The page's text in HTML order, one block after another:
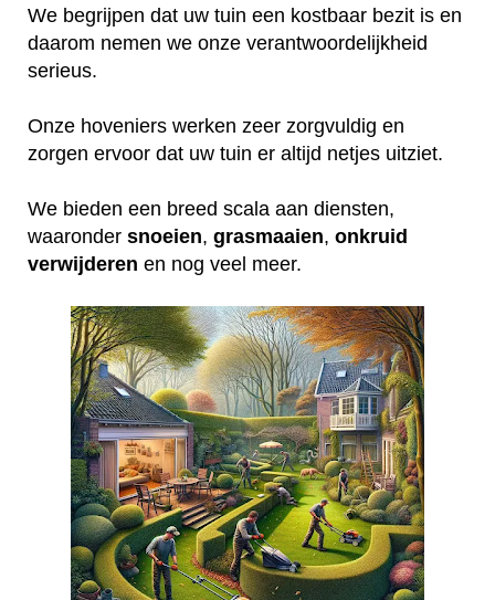
We begrijpen dat uw tuin een kostbaar bezit is en
daarom nemen we onze verantwoordelijkheid
serieus.
Onze hoveniers werken zeer zorgvuldig en
zorgen ervoor dat uw tuin er altijd netjes uitziet.
We bieden een breed scala aan diensten,
waaronder snoeien, grasmaaien, onkruid
verwijderen en nog veel meer.